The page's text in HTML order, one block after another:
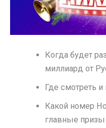
Когда будет
миллиард от
Где смотреть и
Какой номер
главные